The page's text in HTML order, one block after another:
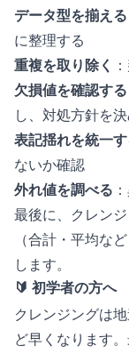
データ型を揃える
に整理する
重複を取り除く
欠損値を確認する
し、対処方針を
表記揺れを統一
ないか確認
外れ値を調べる
最後に、クレン
（合計・平均な
します。
🔰 初学者の方へ
クレンジングは
ど早くなります